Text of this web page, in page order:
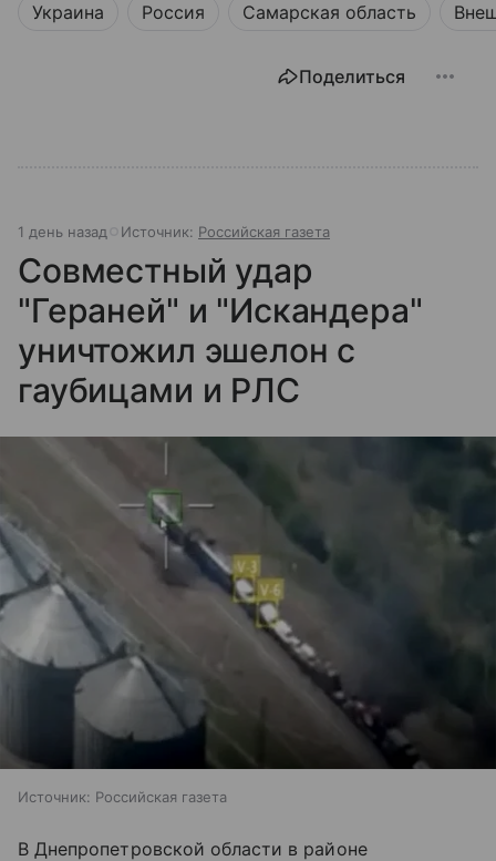
Украина Россия Самарская область
Поделиться
1 день назад Источник: Российская газета
Совместный удар
"Гераней" и "Искандера"
уничтожил эшелон с
гаубицами и РЛС
Источник: Российская газета
В Днепропетровской области в районе